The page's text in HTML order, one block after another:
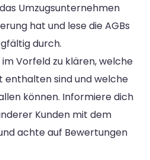
Umzugsunternehmen
hat und lese die AGBs
durch.
Vorfeld zu klären, welche
enthalten sind und welche
können. Informiere dich
Kunden mit dem
achte auf Bewertungen